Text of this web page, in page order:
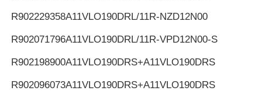
R902229358A11VLO190DRL/11R-NZD12N00
R902071796A11VLO190DRL/11R-VPD12N00-S
R902198900A11VLO190DRS+A11VLO190DRS
R902096073A11VLO190DRS+A11VLO190DRS